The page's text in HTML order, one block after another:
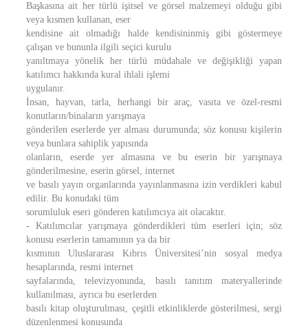
Başkasına ait her türlü işitsel ve görsel malzemeyi olduğu gibi
veya kısmen kullanan, eser
kendisine ait olmadığı halde kendisininmiş gibi göstermeye
çalışan ve bununla ilgili seçici kurulu
yanıltmaya yönelik her türlü müdahale ve değişikliği yapan
katılımcı hakkında kural ihlali işlemi
uygulanır.
İnsan, hayvan, tarla, herhangi bir araç, vasıta ve özel-resmi
konutların/binaların yarışmaya
gönderilen eserlerde yer alması durumunda; söz konusu kişilerin
veya bunlara sahiplik yapısında
olanların, eserde yer almasına ve bu eserin bir yarışmaya
gönderilmesine, eserin görsel, internet
ve basılı yayın organlarında yayınlanmasına izin verdikleri kabul
edilir. Bu konudaki tüm
sorumluluk eseri gönderen katılımcıya ait olacaktır.
- Katılımcılar yarışmaya gönderdikleri tüm eserleri için; söz
konusu eserlerin tamamının ya da bir
kısmının Uluslararası Kıbrıs Üniversitesi’nin sosyal medya
hesaplarında, resmi internet
sayfalarında, televizyonunda, basılı tanıtım materyallerinde
kullanılması, ayrıca bu eserlerden
basılı kitap oluşturulması, çeşitli etkinliklerde gösterilmesi, sergi
düzenlenmesi konusunda